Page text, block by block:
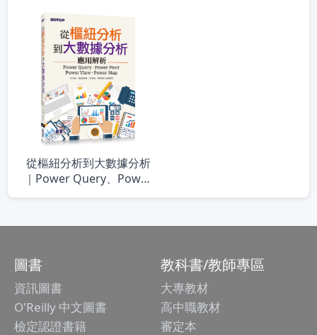
從樞紐分析到大數據分析
｜Power Query、Power
Pivot、Power View、
圖書
資訊圖書
O'Reilly 中文圖書
檢定認證書籍
教科書/教師專區
大專教材
高中職教材
審定本